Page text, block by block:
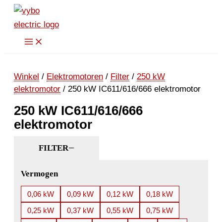
Ga
naar
Winkel / Elektromotoren / Filter / 250 kW
elektromotor / 250 kW IC611/616/666 elektromotor
250 kW IC611/616/666
elektromotor
FILTER
Vermogen
0,06 kW 0,09 kW 0,12 kW
0,18 kW
0,25 kW
0,37 kW 0,55 kW
0,75 kW